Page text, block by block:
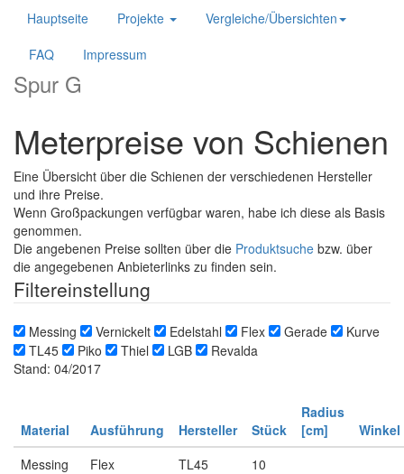
Hauptseite Projekte
Vergleiche/Übersichten
FAQ
Impressum
Spur G
Meterpreise von Schienen
Eine Übersicht über die Schienen der verschiedenen Hersteller
und ihre Preise.
Wenn Großpackungen verfügbar waren, habe ich diese als Basis
genommen.
Die angebenen Preise sollten über die Produktsuche bzw. über
die angegebenen Anbieterlinks zu finden sein.
Filtereinstellung
Messing Vernickelt Edelstahl Flex Gerade
Kurve
TL45
Piko Thiel LGB
Revalda
Stand: 04/2017
Material Ausführung Hersteller Stück
Radius
[cm]
Winkel
Messing
Flex TL45 10